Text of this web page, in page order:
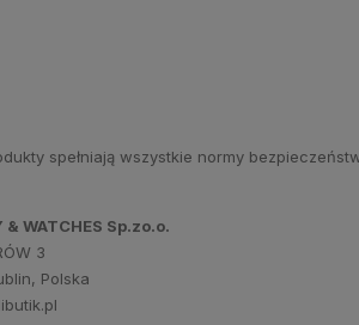
spełniają wszystkie normy
& WATCHES Sp.zo.o.
3
Polska